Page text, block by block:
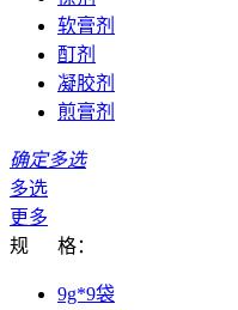
软膏剂
酊剂
凝胶剂
煎膏剂
确定多选
多选
更多
规 格：
9g*9袋